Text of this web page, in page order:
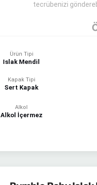
tecrübenizi
Ürün Tipi
Islak Mendil
Kapak Tipi
Sert Kapak
Alkol
Alkol İçermez